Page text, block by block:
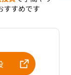
すすめです